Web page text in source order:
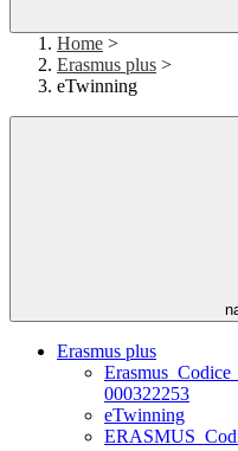
Home >
Erasmus plus >
eTwinning
Erasmus plus
000322253
eTwinning